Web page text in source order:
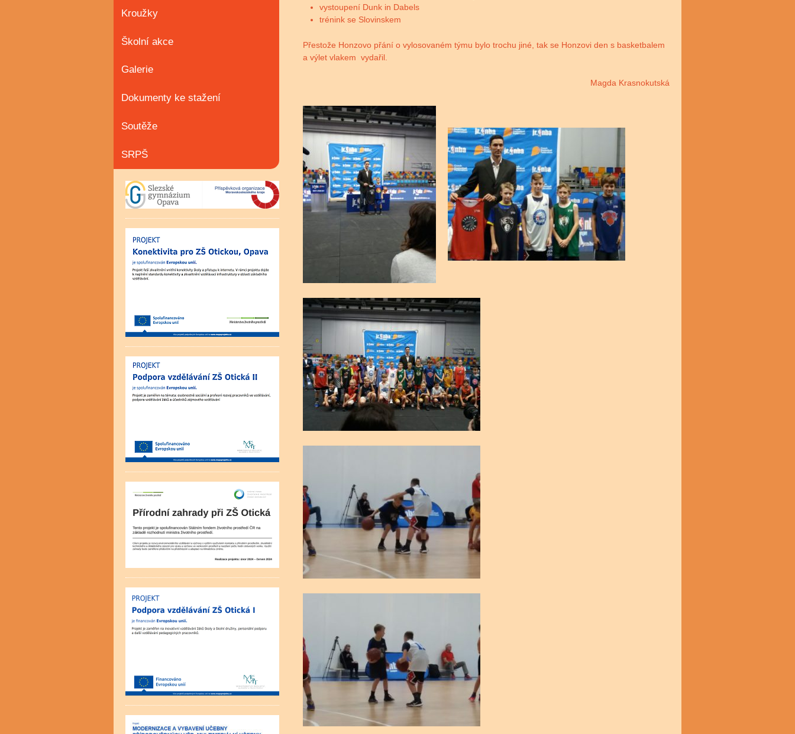
vystoupení Dunk in Dabels
trénink se Slovinskem
Přestože Honzovo přání o vylosovaném týmu bylo trochu jiné, tak se Honzovi den s basketbalem
a výlet vlakem vydařil.
Magda Krasnokutská
Kroužky
Školní akce
Galerie
Dokumenty ke stažení
Soutěže
SRPŠ